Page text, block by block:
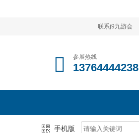
联系j9九游会
参展热线
13764444238
手机版